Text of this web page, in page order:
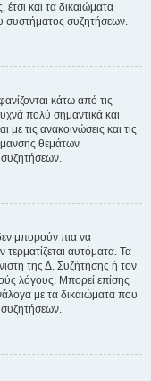
έτσι και τα δικαιώματα
συστήματος συζητήσεων.
κάτω από τις
πολύ σημαντικά και
με τις ανακοινώσεις και τις
θεμάτων
συζητήσεων.
μπορούν πια να
αυτόματα. Τα
της Δ. Συζήτησης ή τον
λόγους. Μπορεί επίσης
με τα δικαιώματα που
συζητήσεων.